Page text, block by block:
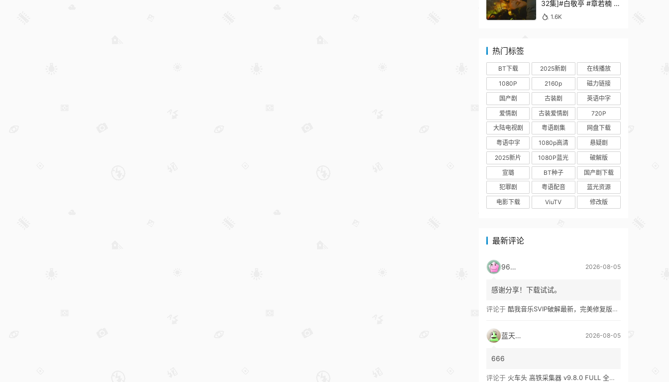
32集]#白敬亭 #章若楠 #
何炅 #秦沛 #鲍起静
1.6K
热门标签
BT下载 2025新剧
在线播放
1080P
2160p
磁力链接
国产剧
古装剧
英语中字
爱情剧
古装爱情剧
720P
大陆电视剧
粤语剧集
网盘下载
粤语中字
1080p高清
悬疑剧
2025新片
1080P蓝光
破解版
宣璐
BT种子
国产剧下载
犯罪剧
粤语配音
蓝光资源
电影下载
ViuTV 修改版
最新评论
9627 2026-08-05
感谢分享！下载试试。
评论于 酷我音乐SVIP破解最新，完美修复版！支持安卓+车机+pc版！
蓝天真蓝 2026-08-05
666
评论于 火车头 高铁采集器 v9.8.0 FULL 全功能版（兼容win10、win11）